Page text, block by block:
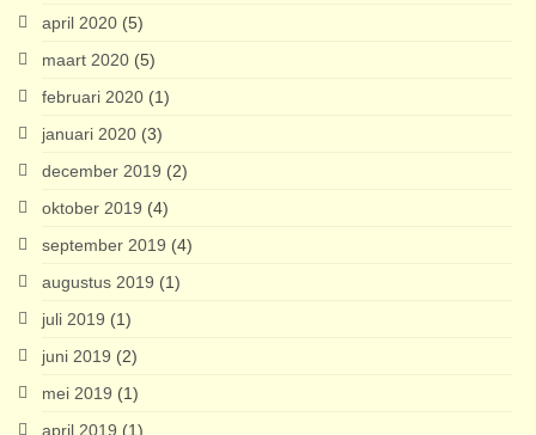
april 2020 (5)
maart 2020 (5)
februari 2020 (1)
januari 2020 (3)
december 2019 (2)
oktober 2019 (4)
september 2019 (4)
augustus 2019 (1)
juli 2019 (1)
juni 2019 (2)
mei 2019 (1)
april 2019 (1)